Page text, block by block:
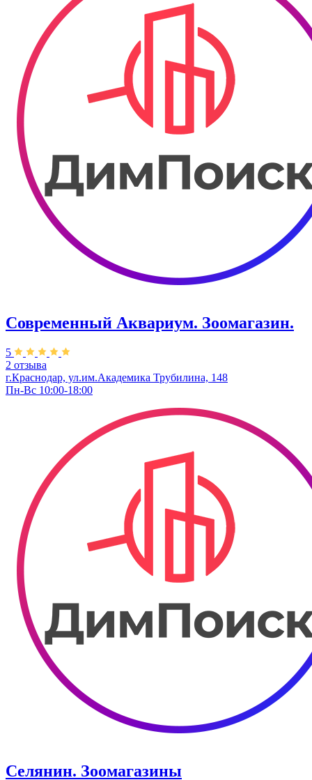
Современный Аквариум. Зоомагазин.
5
2 отзыва
г.Краснодар, ул.им.Академика Трубилина, 148
Пн-Вс 10:00-18:00
Селянин. Зоомагазины